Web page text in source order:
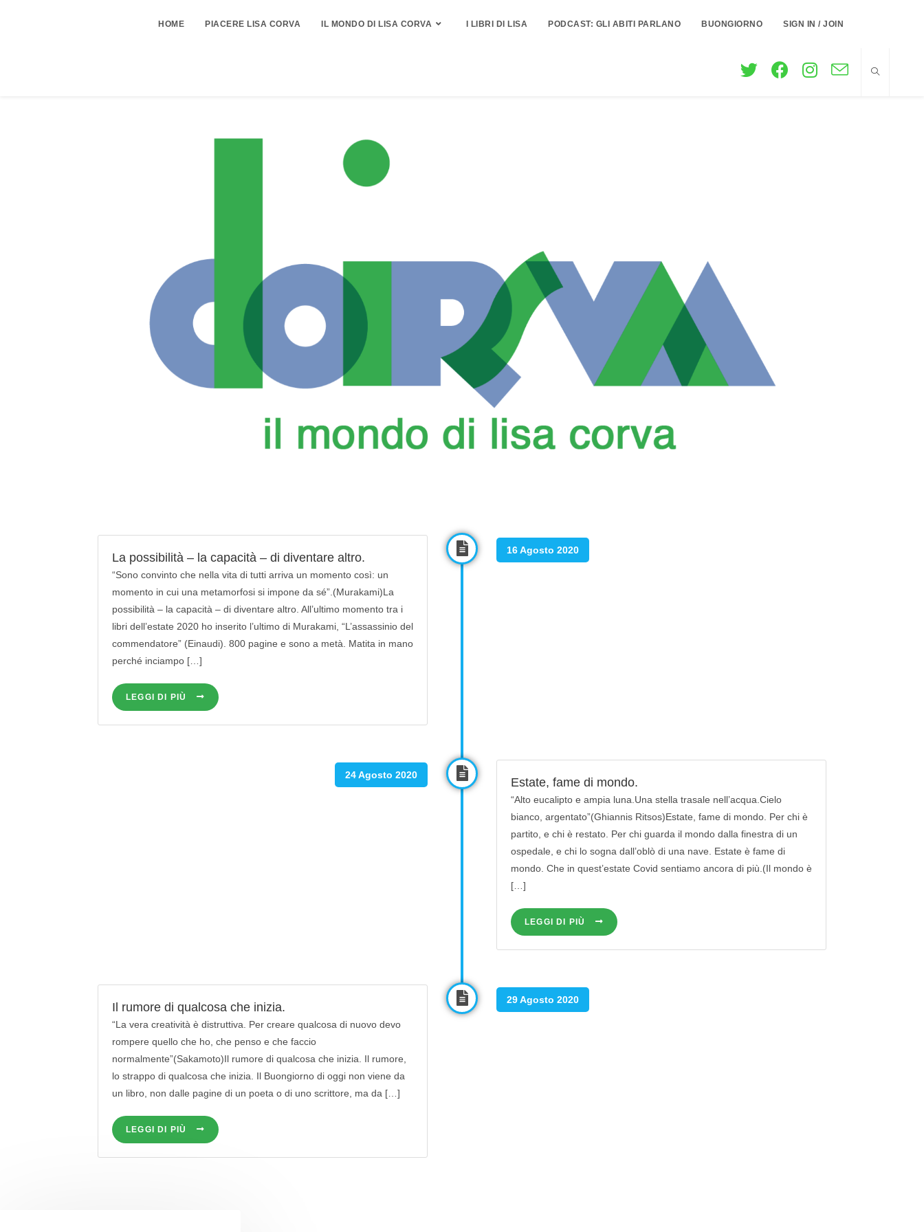
HOME PIACERE LISA CORVA IL MONDO DI LISA CORVA I LIBRI DI LISA PODCAST: GLI ABITI PARLANO BUONGIORNO SIGN IN / JOIN
La possibilità – la capacità – di diventare altro.
“Sono convinto che nella vita di tutti arriva un momento così: un
momento in cui una metamorfosi si impone da sé”.(Murakami)La
possibilità – la capacità – di diventare altro. All’ultimo momento tra i
libri dell’estate 2020 ho inserito l’ultimo di Murakami, “L’assassinio del
commendatore” (Einaudi). 800 pagine e sono a metà. Matita in mano
perché inciampo […]
LEGGI DI PIÙ
16 Agosto 2020
24 Agosto 2020
Estate, fame di mondo.
“Alto eucalipto e ampia luna.Una stella trasale nell’acqua.Cielo
bianco, argentato”(Ghiannis Ritsos)Estate, fame di mondo. Per chi è
partito, e chi è restato. Per chi guarda il mondo dalla finestra di un
ospedale, e chi lo sogna dall’oblò di una nave. Estate è fame di
mondo. Che in quest’estate Covid sentiamo ancora di più.(Il mondo è
[…]
LEGGI DI PIÙ
Il rumore di qualcosa che inizia.
“La vera creatività è distruttiva. Per creare qualcosa di nuovo devo
rompere quello che ho, che penso e che faccio
normalmente”(Sakamoto)Il rumore di qualcosa che inizia. Il rumore,
lo strappo di qualcosa che inizia. Il Buongiorno di oggi non viene da
un libro, non dalle pagine di un poeta o di uno scrittore, ma da […]
LEGGI DI PIÙ
29 Agosto 2020